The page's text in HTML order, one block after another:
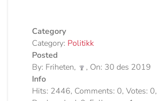
Category
Category: Politikk
Posted
By: Friheten,
, On: 30 des 2019
Info
Hits: 2446, Comments: 0, Votes: 0,